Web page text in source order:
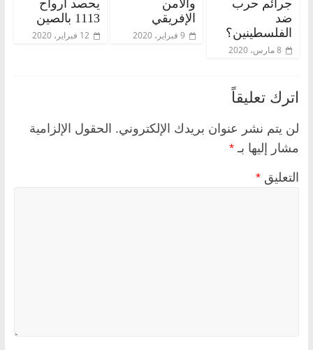
جرائم حرب
ضد
الفلسطينين؟
8 مارس، 2020
والأمن
الإفريقي
9 فبراير، 2020
يحصد أرواح
1113 بالصين
12 فبراير، 2020
اترك تعليقاً
لن يتم نشر عنوان بريدك الإلكتروني. الحقول الإلزامية
مشار إليها بـ *
التعليق *